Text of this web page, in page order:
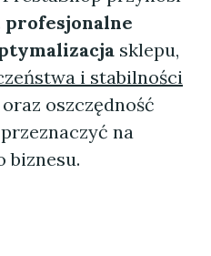
profesjonalne
sklepu,
i stabilności
oszczędność
na
biznesu.